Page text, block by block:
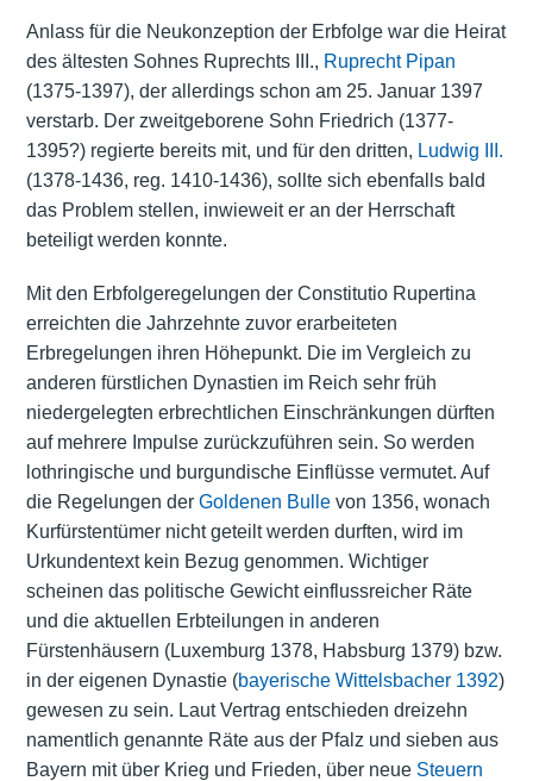
Anlass für die Neukonzeption der Erbfolge war die Heirat
des ältesten Sohnes Ruprechts III., Ruprecht Pipan
(1375-1397), der allerdings schon am 25. Januar 1397
verstarb. Der zweitgeborene Sohn Friedrich (1377-
1395?) regierte bereits mit, und für den dritten, Ludwig III.
(1378-1436, reg. 1410-1436), sollte sich ebenfalls bald
das Problem stellen, inwieweit er an der Herrschaft
beteiligt werden konnte.
Mit den Erbfolgeregelungen der Constitutio Rupertina
erreichten die Jahrzehnte zuvor erarbeiteten
Erbregelungen ihren Höhepunkt. Die im Vergleich zu
anderen fürstlichen Dynastien im Reich sehr früh
niedergelegten erbrechtlichen Einschränkungen dürften
auf mehrere Impulse zurückzuführen sein. So werden
lothringische und burgundische Einflüsse vermutet. Auf
die Regelungen der Goldenen Bullevon 1356, wonach
Kurfürstentümer nicht geteilt werden durften, wird im
Urkundentext kein Bezug genommen. Wichtiger
scheinen das politische Gewicht einflussreicher Räte
und die aktuellen Erbteilungen in anderen
Fürstenhäusern (Luxemburg 1378, Habsburg 1379) bzw.
in der eigenen Dynastie (bayerische Wittelsbacher 1392)
gewesen zu sein. Laut Vertrag entschieden dreizehn
namentlich genannte Räte aus der Pfalz und sieben aus
Bayern mit über Krieg und Frieden, über neue Steuern